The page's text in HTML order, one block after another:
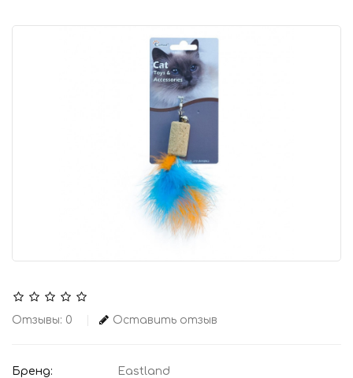
Отзывы: 0 Оставить отзыв
Бренд:
Eastland